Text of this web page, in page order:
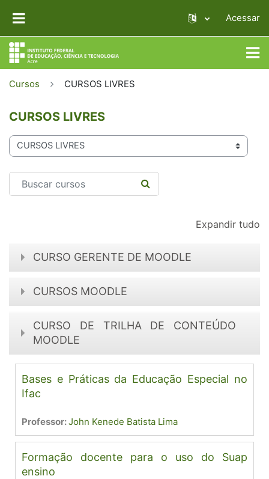
Acessar
Cursos CURSOS LIVRES
CURSOS LIVRES
Categorias de Cursos
Buscar cursos
BUSCAR CURSOS
Expandir tudo
CURSO GERENTE DE MOODLE
CURSOS MOODLE
CURSO DE TRILHA DE CONTEÚDO
MOODLE
Bases e Práticas da Educação Especial no
Ifac
Professor:John Kenede Batista Lima
Formação docente para o uso do Suap
ensino